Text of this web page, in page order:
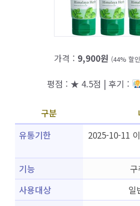
가격 : 9,900원 (44% 할
평점 : ★ 4.5점 | 후기 :
구분
유통기한
2025-10-11
기능
구
사용대상
일